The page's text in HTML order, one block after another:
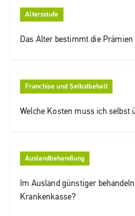
Das Alter bestimmt die Prämien
Altersstufe
Welche Kosten muss ich selbst
Franchise und Selbstbehalt
Im Ausland günstiger
Krankenkasse?
Auslandbehandlung